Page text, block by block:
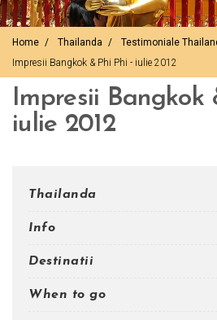
Home Thailanda
Testimoniale
Impresii Bangkok & Phi Phi - iulie 2012
Impresii Bangkok
iulie 2012
Thailanda
Info
Destinatii
When to go